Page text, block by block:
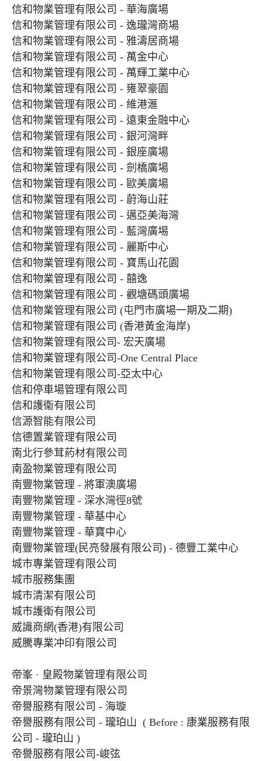
信和物業管理有限公司 - 華海廣場
信和物業管理有限公司 - 逸瓏灣商場
信和物業管理有限公司 - 雅濤居商場
信和物業管理有限公司 - 萬金中心
信和物業管理有限公司 - 萬輝工業中心
信和物業管理有限公司 - 雍翠豪園
信和物業管理有限公司 - 維港滙
信和物業管理有限公司 - 遠東金融中心
信和物業管理有限公司 - 銀河灣畔
信和物業管理有限公司 - 銀座廣場
信和物業管理有限公司 - 劍橋廣場
信和物業管理有限公司 - 歐美廣場
信和物業管理有限公司 - 蔚海山莊
信和物業管理有限公司 - 邁亞美海灣
信和物業管理有限公司 - 藍灣廣埸
信和物業管理有限公司 - 麗斯中心
信和物業管理有限公司 - 寶馬山花園
信和物業管理有限公司 - 囍逸
信和物業管理有限公司 - 觀塘碼頭廣場
信和物業管理有限公司 (屯門市廣場一期及二期)
信和物業管理有限公司 (香港黃金海岸)
信和物業管理有限公司- 宏天廣場
信和物業管理有限公司-One Central Place
信和物業管理有限公司-亞太中心
信和停車場管理有限公司
信和護衞有限公司
信源智能有限公司
信德置業管理有限公司
南北行參茸葯材有限公司
南盈物業管理有限公司
南豐物業管理 - 將軍澳廣場
南豐物業管理 - 深水灣徑8號
南豐物業管理 - 華基中心
南豐物業管理 - 華寶中心
南豐物業管理(民亮發展有限公司) - 德豐工業中心
城巿專業管理有限公司
城市服務集團
城市清潔有限公司
城市護衛有限公司
威識商網(香港)有限公司
威騰專業冲印有限公司
帝峯 · 皇殿物業管理有限公司
帝景灣物業管理有限公司
帝譽服務有限公司 - 海璇
帝譽服務有限公司 - 瓏珀山 ( Before : 康業服務有限
公司 - 瓏珀山 )
帝譽服務有限公司-峻弦